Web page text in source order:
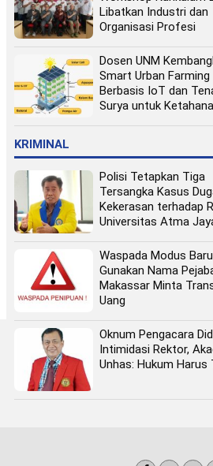
Libatkan Industri dan
Organisasi Profesi
Dosen UNM
Smart Urban Farming
Berbasis IoT dan
Surya untuk
KRIMINAL
Polisi Tetapkan Tiga
Tersangka Kasus
Kekerasan terhadap
Universitas Atma
Waspada Modus
Gunakan Nama
Makassar Minta
Uang
Oknum Pengacara
Intimidasi Rektor,
Unhas: Hukum Harus